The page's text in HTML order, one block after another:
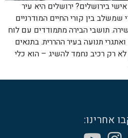
בירושלים? ירושלים היא עיר
שמשלב בין קורי החיים המודרניים
תושבי הבירה מתמודדים עם לוח
תנועה בעיר ההררית. בתנאים
רק רכיב נחמד להשיג – הוא כלי
אחרינו: